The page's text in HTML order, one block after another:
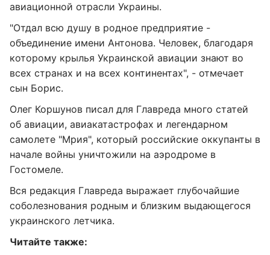
авиационной отрасли Украины.
"Отдал всю душу в родное предприятие -
объединение имени Антонова. Человек, благодаря
которому крылья Украинской авиации знают во
всех странах и на всех континентах", - отмечает
сын Борис.
Олег Коршунов писал для Главреда много статей
об авиации, авиакатастрофах и легендарном
самолете "Мрия", который российские оккупанты в
начале войны уничтожили на аэродроме в
Гостомеле.
Вся редакция Главреда выражает глубочайшие
соболезнования родным и близким выдающегося
украинского летчика.
Читайте также: